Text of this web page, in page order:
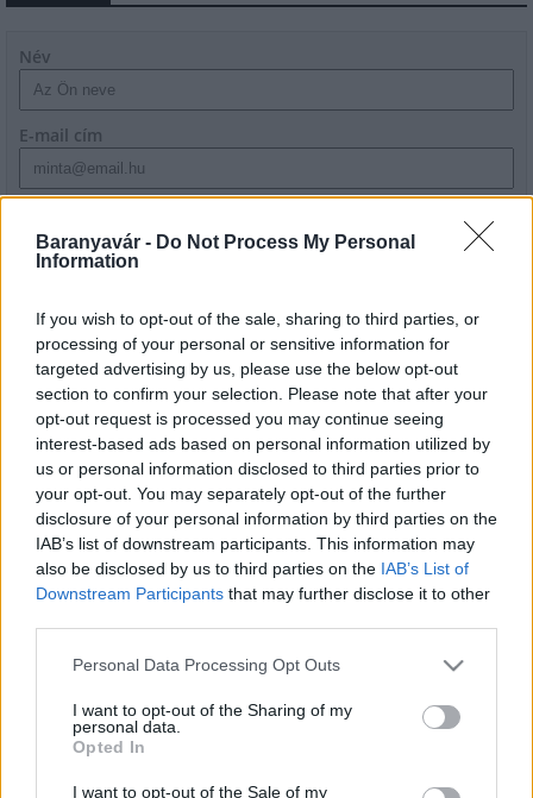
Baranyavár - Do Not Process My Personal
Information
If you wish to opt-out of the sale, sharing to third parties, or
processing of your personal or sensitive information for
targeted advertising by us, please use the below opt-out
section to confirm your selection. Please note that after your
opt-out request is processed you may continue seeing
interest-based ads based on personal information utilized by
us or personal information disclosed to third parties prior to
your opt-out. You may separately opt-out of the further
disclosure of your personal information by third parties on the
IAB’s list of downstream participants. This information may
also be disclosed by us to third parties on the IAB’s List of
Downstream Participants that may further disclose it to other
Please note that this website/app uses one or more Google
not limited to your visit or usage behaviour. You may click to
grant or deny consent to Google and its third-party tags to
use your data for below specified purposes in below Google
consent section.
Personal Data Processing Opt Outs
I want to opt-out of the Sharing of my
personal data.
Opted In
I want to opt-out of the Sale of my
Név
E-mail cím
szabályzatot!
HÍRDETÉS
LEGFRISSEBB
Helyi hírek
Amire többmillióan vártunk: szombattól
másodfokúra csökken a riasztás
Országos hírek
továbbképzésekkel erősít a Gál Ferenc
Egyetem